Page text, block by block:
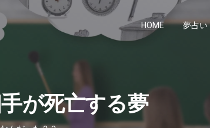
HOME 夢占い
が死亡する夢